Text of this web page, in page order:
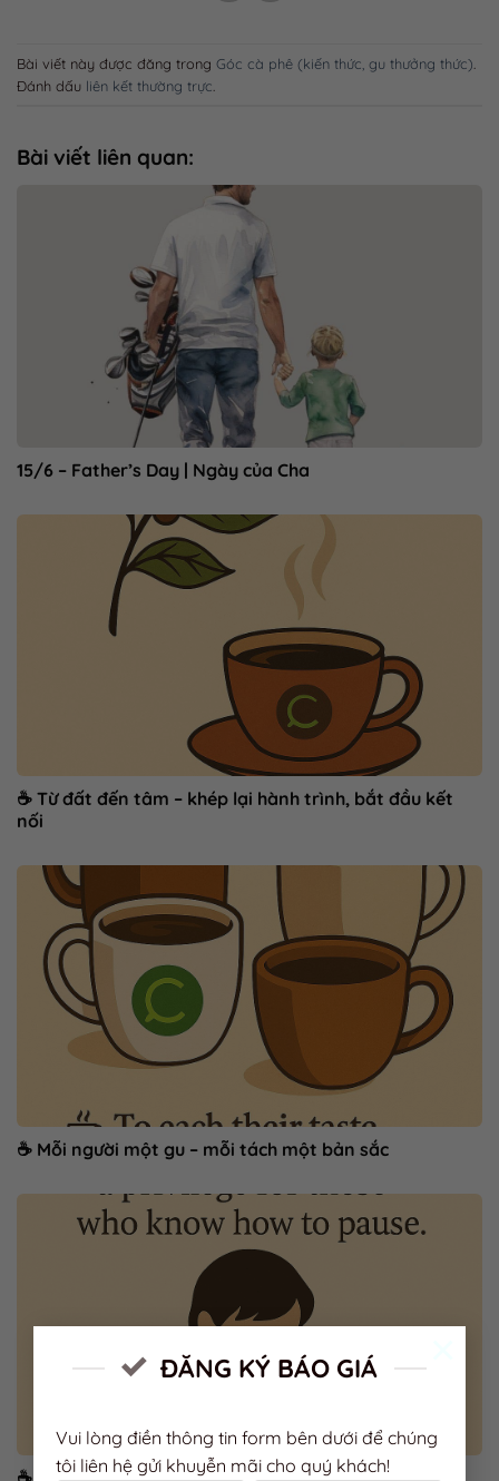
ĐĂNG KÝ BÁO GIÁ
Vui lòng điền thông tin form bên dưới để chúng
tôi liên hệ gửi khuyễn mãi cho quý khách!
Bài viết này được đăng trong Góc cà phê (kiến thức, gu thưởng thức)
Đánh dấu liên kết thường trực
Bài viết liên quan:
15/6 – Father’s Day | Ngày của Cha
☕ Từ đất đến tâm – khép lại hành trình, bắt đầu kết
nối
☕ Mỗi người một gu – mỗi tách một bản sắc